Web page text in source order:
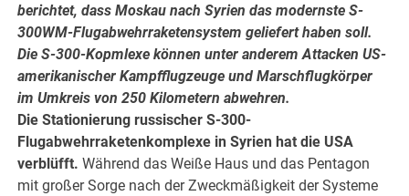
berichtet, dass Moskau nach Syrien das modernste S-
300WM-Flugabwehrraketensystem geliefert haben soll.
Die S-300-Kopmlexe können unter anderem Attacken US-
amerikanischer Kampfflugzeuge und Marschflugkörper
im Umkreis von 250 Kilometern abwehren.
Die Stationierung russischer S-300-
Flugabwehrraketenkomplexe in Syrien hat die USA
verblüfft. Während das Weiße Haus und das Pentagon
mit großer Sorge nach der Zweckmäßigkeit der Systeme